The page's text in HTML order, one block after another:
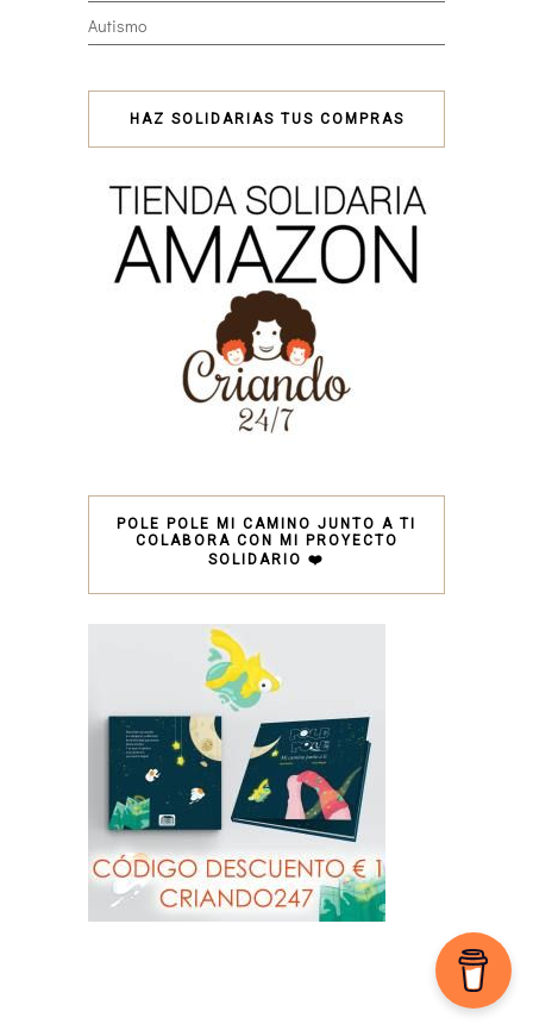
Autismo
HAZ SOLIDARIAS TUS COMPRAS
POLE POLE MI CAMINO JUNTO A TI
COLABORA CON MI PROYECTO
SOLIDARIO ❤️